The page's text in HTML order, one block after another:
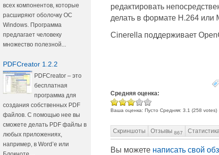
всех компонентов, которые
расширяют оболочку ОС
Windows. Программа
предлагает человеку
множество полезной...
PDFCreator 1.2.2
PDFCreator – это
бесплатная
программа для
создания собственных PDF
файлов. С помощью нее вы
сможете делать PDF файлы в
любых приложениях,
например, в Word’е или
редактировать
делать в формате H.264 или
Cinerella поддерживает
Средняя оценка:
Ваша оценка: Пусто Средняя: 3.1 (258 votes)
Скриншоты Отзывы 867
Вы можете написать свой